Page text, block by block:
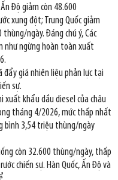
Độ giảm còn 48.600
xung đột; Trung Quốc giảm
ngày. Đáng chú ý, Các
như ngừng hoàn toàn xuất
đẩy giá nhiên liệu phản lực tại
sự.
xuất khẩu dầu diesel của châu
tháng 4/2026, mức thấp nhất
bình 3,54 triệu thùng/ngày
còn 32.600 thùng/ngày, thấp
chiến sự. Hàn Quốc, Ấn Độ và